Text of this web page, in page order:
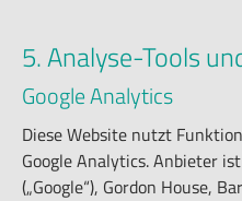
5. Analyse-Tools
Google Analytics
Diese Website nutzt
Google Analytics. Anbieter
(„Google“), Gordon House,